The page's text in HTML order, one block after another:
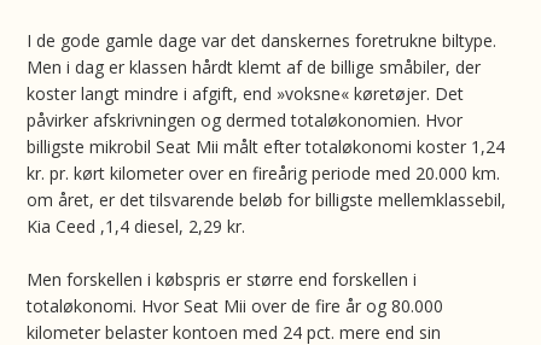
I de gode gamle dage var det danskernes foretrukne biltype.
Men i dag er klassen hårdt klemt af de billige småbiler, der
koster langt mindre i afgift, end »voksne« køretøjer. Det
påvirker afskrivningen og dermed totaløkonomien. Hvor
billigste mikrobil Seat Mii målt efter totaløkonomi koster 1,24
kr. pr. kørt kilometer over en fireårig periode med 20.000 km.
om året, er det tilsvarende beløb for billigste mellemklassebil,
Kia Ceed ,1,4 diesel, 2,29 kr.
Men forskellen i købspris er større end forskellen i
totaløkonomi. Hvor Seat Mii over de fire år og 80.000
kilometer belaster kontoen med 24 pct. mere end sin